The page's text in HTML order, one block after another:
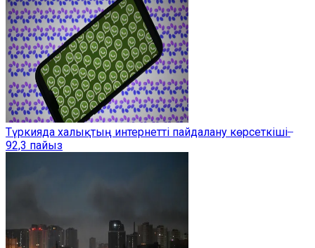
Түркияда халықтың интернетті пайдалану көрсеткіші ̶
92,3 пайыз